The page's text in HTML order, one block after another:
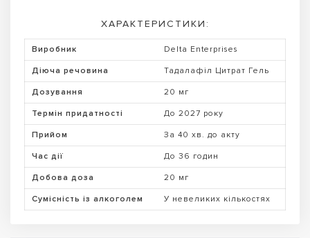
ХАРАКТЕРИСТИКИ:
Виробник Delta Enterprises
Діюча речовина Тадалафіл Цитрат Гель
Дозування 20 мг
Термін придатності До 2027 року
Прийом За 40 хв. до акту
Час дії До 36 годин
Добова доза 20 мг
Сумісність із алкоголем У невеликих кількостях